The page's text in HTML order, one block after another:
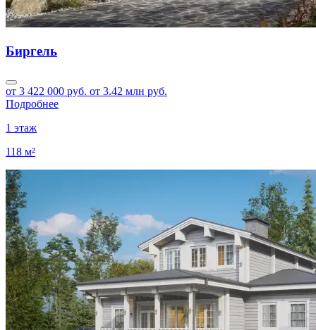
Биргель
от 3 422 000 руб. от 3.42 млн руб.
Подробнее
1 этаж
118 м²